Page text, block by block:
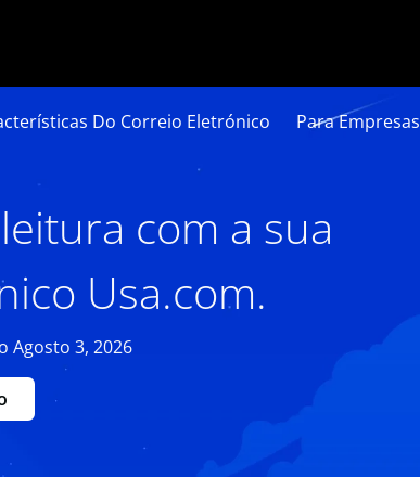
Do Correio Eletrónico Para Empresas
com a sua
Usa.com.
Agosto 3, 2026